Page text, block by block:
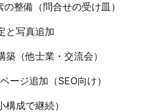
整備（問合せの受け皿）
と写真追加
（他士業・交流会）
ージ追加（SEO向け）
成で継続）